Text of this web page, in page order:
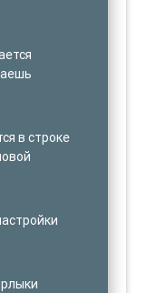
в строке